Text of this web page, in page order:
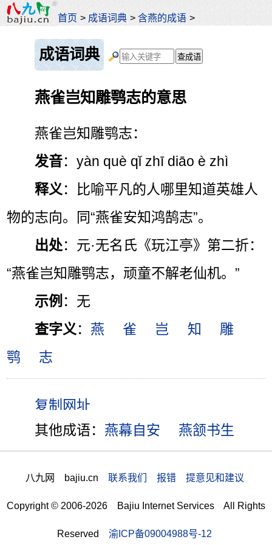
首页 > 成语词典 >含燕的成语 >
成语词典
燕雀岂知雕鹗志的意思
燕雀岂知雕鹗志：
发音：yàn què qǐ zhī diāo è zhì
释义 ：比喻平凡的人哪里知道英雄人
物的志向。同“燕雀安知鸿鹄志”。
出处：元·无名氏《玩江亭》第二折：
“燕雀岂知雕鹗志，顽童不解老仙机。”
示例 ：无
查字义 ： 燕 雀 岂 知
雕
鹗
志
其他成语： 燕幕自安 燕颔书生
八九网 bajiu.cn 联系我们 报错 提意见和建议
Copyright © 2006-2026 Bajiu Internet Services All Rights
Reserved 渝ICP备09004988号-12